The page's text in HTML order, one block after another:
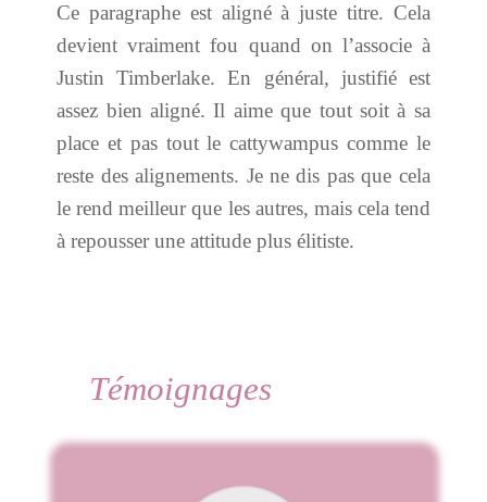
Ce paragraphe est aligné à juste titre. Cela
devient vraiment fou quand on l’associe à
Justin Timberlake. En général, justifié est
assez bien aligné. Il aime que tout soit à sa
place et pas tout le cattywampus comme le
reste des alignements. Je ne dis pas que cela
le rend meilleur que les autres, mais cela tend
à repousser une attitude plus élitiste.
Témoignages